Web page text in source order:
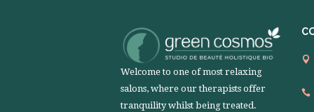
Welcome to one of most relaxing
salons, where our therapists offer
tranquility whilst being treated.